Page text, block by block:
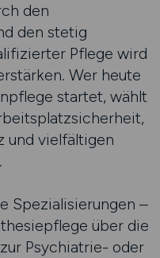
den
den stetig
Pflege wird
Wer heute
startet, wählt
und vielfältigen
Spezialisierungen –
über die
Psychiatrie- oder